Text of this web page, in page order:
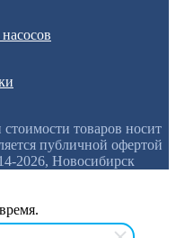
товаров носит
публичной офертой
2026, Новосибирск